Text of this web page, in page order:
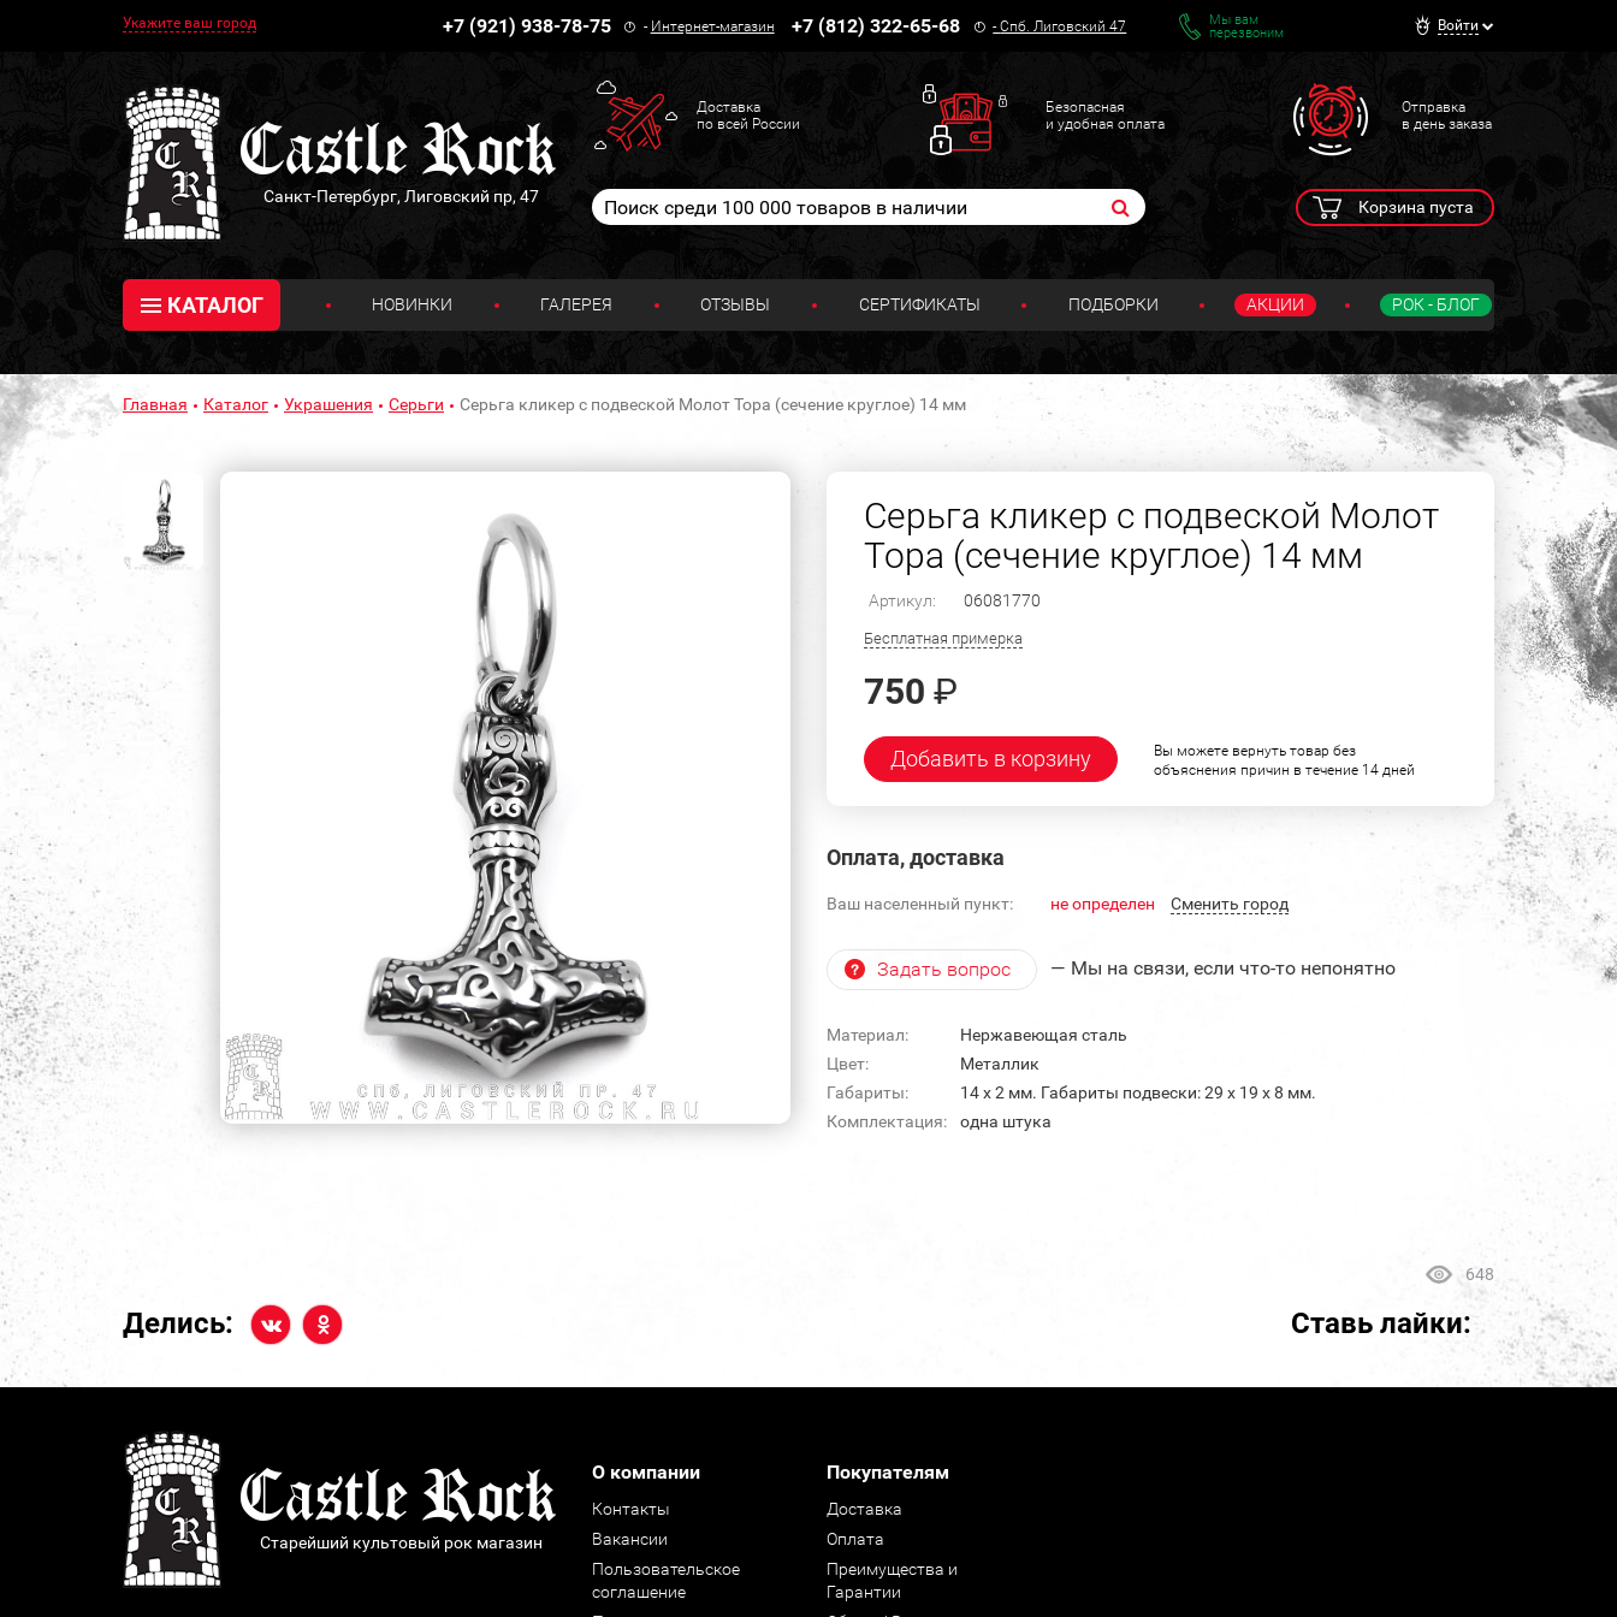
Укажите ваш город +7 (921) 938-78-75 - Интернет-магазин +7 (812) 322-65-68 -Спб. Лиговский 47
Мы вам
перезвоним
Войти
Санкт-Петербург, Лиговский пр, 47
Доставка
по всей России
Безопасная
и удобная оплата
Отправка
в день заказа
Корзина пуста
КАТАЛОГ НОВИНКИ ГАЛЕРЕЯ ОТЗЫВЫ СЕРТИФИКАТЫ ПОДБОРКИ АКЦИИ РОК - БЛОГ
Главная Каталог Украшения Серьги Серьга кликер с подвеской Молот Тора (сечение круглое) 14 мм
Серьга кликер с подвеской Молот
Тора (сечение круглое) 14 мм
Артикул: 06081770
Бесплатная примерка
750 ₽
Добавить в корзину
Вы можете вернуть товар без
объяснения причин в течение 14 дней
Оплата, доставка
Ваш населенный пункт: не определен Cменить город
Задать вопрос — Мы на связи, если что-то непонятно
Материал:
Нержавеющая сталь
Цвет:
Металлик
Габариты:
14 х 2 мм. Габариты подвески: 29 х 19 х 8 мм.
Комплектация:
одна штука
648
Делись: Ставь лайки:
Старейший культовый рок магазин
О компании
Контакты
Вакансии
Пользовательское
соглашение
Покупателям
Доставка
Оплата
Преимущества и
Гарантии